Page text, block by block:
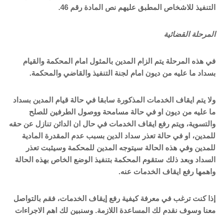
التنفيذ للاشخاص المطبق عليهم نص المادة رقم 46.
المرحلة القضائية
في هذه المرحلة يتم الزام المدين بالمثول امام المحكمة والقيام
بسداد ما عليه من ديون امام لجنة التنفيذ والقاضي والمحكمة.
ولا يتم ايقاف الخدمات المذكورة سابقا في حالة قيام المدين بسداد
ما عليه من ديون او في حالة مسامحة ووصول الطرفين للصلح
والتسوية، ويتم رفع ايقاف الخدمات في حال ان الدائن تنازل عن حقه
للمدين، او في حالة تعذر سداد الدين بسبب عدم المقدرة المادية
للمدين وفي هذه الحالة سيتوجه المدين للمحكمة وسيثبت تعذر
السداد وبعد ذلك ستقوم المحكمة بتنفيذ الوضع الخاص بهذه الحالة
واهمها رفع ايقاف الخدمات عنه.
إذا كنت ترغب في معرفة كيفية رفع إيقاف الخدمات، فقم بالتواصل
معنا وسوف نقدم لك المساعدة اللازمة. وسنبين لك اهم الاجراءات